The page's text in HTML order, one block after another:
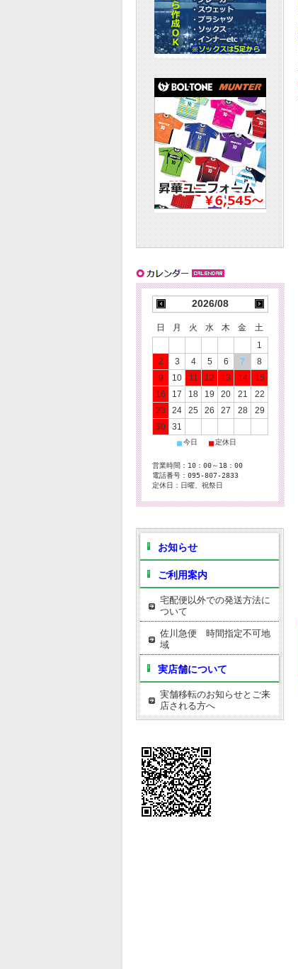
2026/08
日 月 火 水 木 金
土
1
2
3 4 5 6 7
8
9
10 11 12 13 14
15
16
17 18 19 20 21
22
23
24 25 26 27 28
29
30
31
■今日 ■定休日
営業時間：10：00～18：00
電話番号：095-807-2833
定休日：日曜、祝祭日
お知らせ
ご利用案内
宅配便以外での発送方法に
ついて
佐川急便 時間指定不可地
域
実店舗について
実舗移転のお知らせとご来
店される方へ